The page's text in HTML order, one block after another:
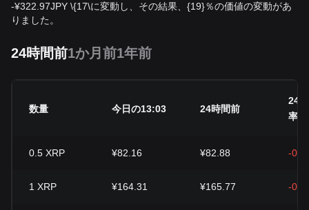
-¥322.97JPY \{17\に変動し、その結果、{19}％の価値の変動があ
りました。
24時間前1か月前1年前
数量 今日の13:03 24時間前
24
率
0.5 XRP ¥82.16 ¥82.88 -
1 XRP ¥164.31 ¥165.77 -